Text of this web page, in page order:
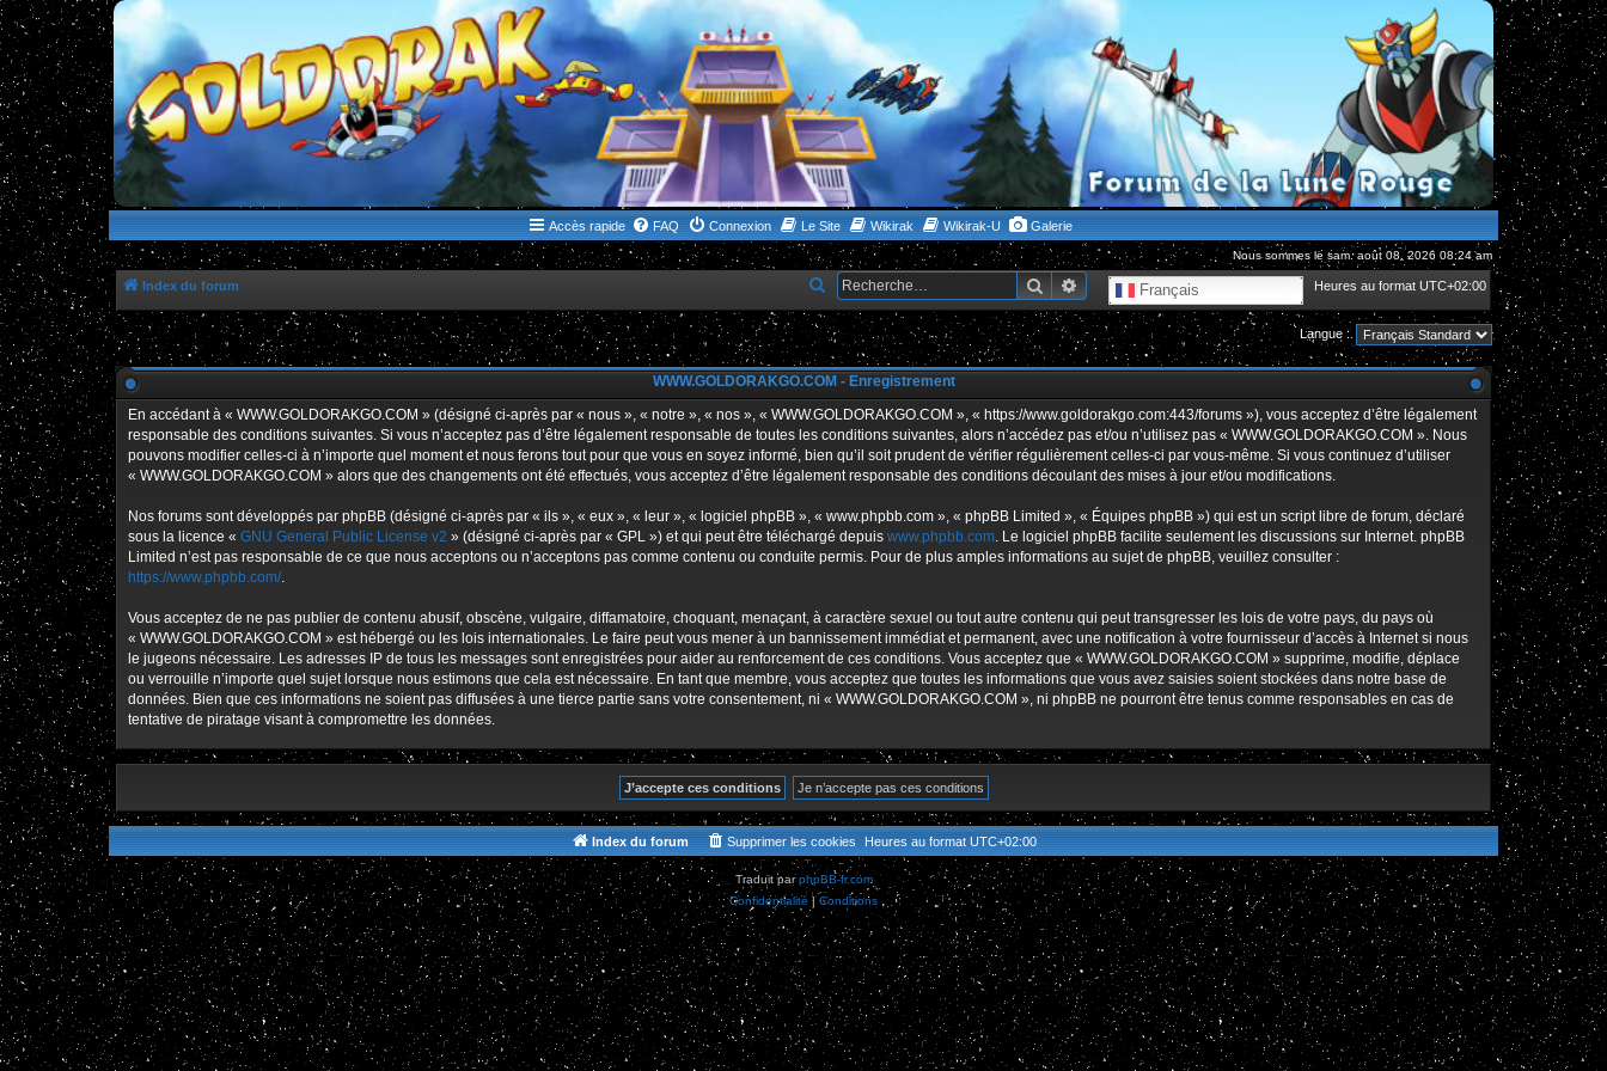
WWW.GOLDORAKGO.COM
le site de la Lune Rouge
Accès rapide FAQ Connexion Le Site Wikirak Wikirak-U Galerie
Nous sommes le sam. août 08, 2026 08:24 am
Index du forum Heures au format UTC+02:00
Français
RechercherRecherche avancée
e
c
h
e
c
h
e
r
Langue :
WWW.GOLDORAKGO.COM - Enregistrement
En accédant à « WWW.GOLDORAKGO.COM » (désigné ci-après par « nous », « notre », « nos », « WWW.GOLDORAKGO.COM », « https://www.goldorakgo.com:443/forums »), vous acceptez d’être légalement
responsable des conditions suivantes. Si vous n’acceptez pas d’être légalement responsable de toutes les conditions suivantes, alors n’accédez pas et/ou n’utilisez pas « WWW.GOLDORAKGO.COM ». Nous
pouvons modifier celles-ci à n’importe quel moment et nous ferons tout pour que vous en soyez informé, bien qu’il soit prudent de vérifier régulièrement celles-ci par vous-même. Si vous continuez d’utiliser
« WWW.GOLDORAKGO.COM » alors que des changements ont été effectués, vous acceptez d’être légalement responsable des conditions découlant des mises à jour et/ou modifications.
Nos forums sont développés par phpBB (désigné ci-après par « ils », « eux », « leur », « logiciel phpBB », « www.phpbb.com », « phpBB Limited », « Équipes phpBB ») qui est un script libre de forum, déclaré
sous la licence « GNU General Public License v2 » (désigné ci-après par « GPL ») et qui peut être téléchargé depuis www.phpbb.com . Le logiciel phpBB facilite seulement les discussions sur Internet. phpBB
Limited n’est pas responsable de ce que nous acceptons ou n’acceptons pas comme contenu ou conduite permis. Pour de plus amples informations au sujet de phpBB, veuillez consulter :
https://www.phpbb.com/.
Vous acceptez de ne pas publier de contenu abusif, obscène, vulgaire, diffamatoire, choquant, menaçant, à caractère sexuel ou tout autre contenu qui peut transgresser les lois de votre pays, du pays où
« WWW.GOLDORAKGO.COM » est hébergé ou les lois internationales. Le faire peut vous mener à un bannissement immédiat et permanent, avec une notification à votre fournisseur d’accès à Internet si nous
le jugeons nécessaire. Les adresses IP de tous les messages sont enregistrées pour aider au renforcement de ces conditions. Vous acceptez que « WWW.GOLDORAKGO.COM » supprime, modifie, déplace
ou verrouille n’importe quel sujet lorsque nous estimons que cela est nécessaire. En tant que membre, vous acceptez que toutes les informations que vous avez saisies soient stockées dans notre base de
données. Bien que ces informations ne soient pas diffusées à une tierce partie sans votre consentement, ni « WWW.GOLDORAKGO.COM », ni phpBB ne pourront être tenus comme responsables en cas de
tentative de piratage visant à compromettre les données.
Index du forum Heures au format UTC+02:00
Supprimer les cookies
Traduit parphpBB-fr.com
Confidentialité |Conditions